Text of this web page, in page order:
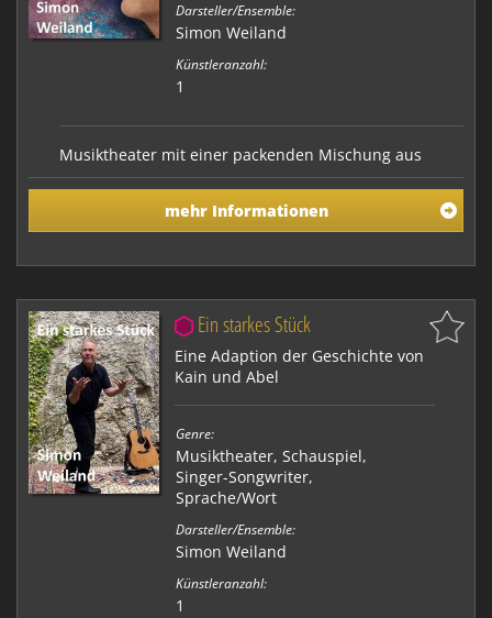
Darsteller/Ensemble:
Simon Weiland
Künstleranzahl:
1
Musiktheater mit einer packenden Mischung aus
Musik, Sprachakrobatik und Schauspiel. Die
Prozesse, ohne die wir gar nicht leben könnten. Dies
reicht bis ins Geistige: im Traum gibt es weder Zeit
mehr Informationen
Ein starkes Stück
Eine Adaption der Geschichte von
Kain und Abel
Genre:
Musiktheater, Schauspiel,
Singer-Songwriter,
Sprache/Wort
Darsteller/Ensemble:
Simon Weiland
Künstleranzahl:
1